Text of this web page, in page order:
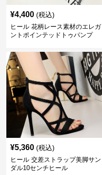
¥4,400 (税込)
ヒール 花柄レース素材のエレガ
ントポインテッドトゥパンプ
¥5,360 (税込)
ヒール 交差ストラップ美脚サン
ダル10センチヒール